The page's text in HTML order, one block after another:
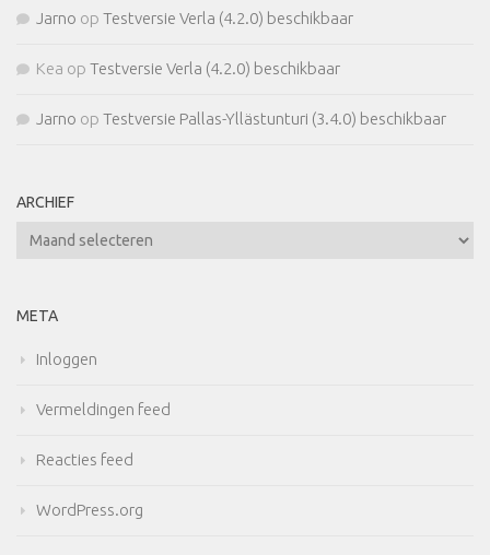
Jarno op Testversie Verla (4.2.0) beschikbaar
Kea op Testversie Verla (4.2.0) beschikbaar
Jarno op Testversie Pallas-Yllästunturi (3.4.0) beschikbaar
ARCHIEF
Archief
META
Inloggen
Vermeldingen feed
Reacties feed
WordPress.org